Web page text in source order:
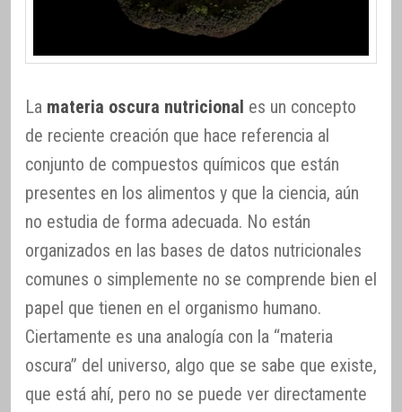
La materia oscura nutricional es un concepto
de reciente creación que hace referencia al
conjunto de compuestos químicos que están
presentes en los alimentos y que la ciencia, aún
no estudia de forma adecuada. No están
organizados en las bases de datos nutricionales
comunes o simplemente no se comprende bien el
papel que tienen en el organismo humano.
Ciertamente es una analogía con la “materia
oscura” del universo, algo que se sabe que existe,
que está ahí, pero no se puede ver directamente